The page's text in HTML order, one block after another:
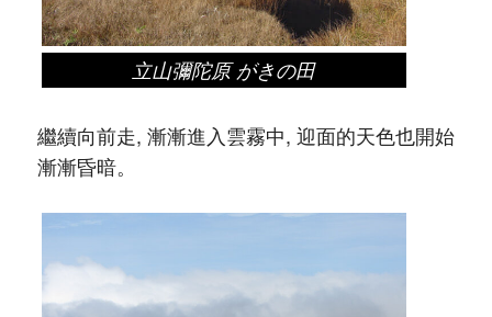
立山彌陀原 がきの田
繼續向前走, 漸漸進入雲霧中, 迎面的天色也開始
漸漸昏暗。